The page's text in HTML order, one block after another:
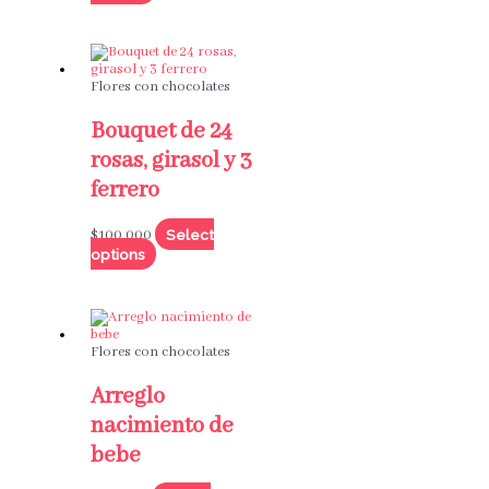
Flores con chocolates
Bouquet de 24
rosas, girasol y 3
ferrero
$100,000
Select
options
Flores con chocolates
Arreglo
nacimiento de
bebe